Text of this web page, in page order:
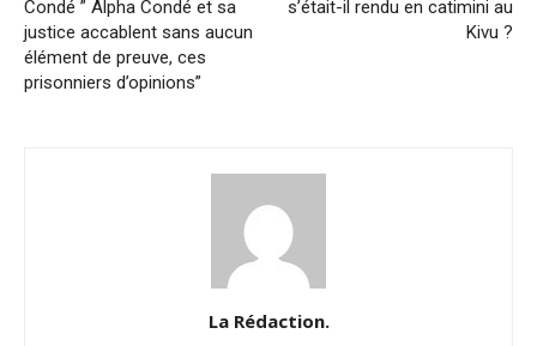
Condé ” Alpha Condé et sa
justice accablent sans aucun
élément de preuve, ces
prisonniers d’opinions”
s’était-il rendu en catimini au
Kivu ?
La Rédaction.